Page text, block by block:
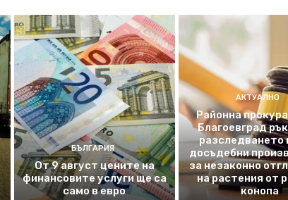
БЪЛГАРИЯ
От 9 август цените на
финансовите услуги ще са
само в евро
АКТУАЛНО
Районна
Благоевград
разследването
досъдебни
за незаконно
на растения от
конопа